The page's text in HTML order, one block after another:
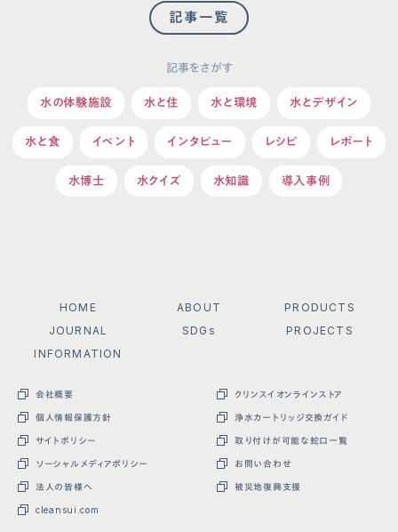
記事一覧
記事をさがす
水の体験施設 水と住 水と環境 水とデザイン
水と食 イベント インタビュー レシピ レポート
水博士 水クイズ 水知識 導入事例
HOME ABOUT
PRODUCTS
JOURNAL
SDGs
PROJECTS
INFORMATION
会社概要
個人情報保護方針
サイトポリシー
ソーシャルメディアポリシー
法人の皆様へ
cleansui.com
クリンスイオンラインストア
浄水カートリッジ交換ガイド
取り付けが可能な蛇口一覧
お問い合わせ
被災地復興支援